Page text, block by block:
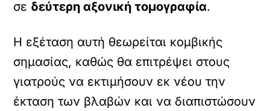
σε δεύτερη αξονική τομογραφία.
Η εξέταση αυτή θεωρείται κομβικής
σημασίας, καθώς θα επιτρέψει στους
γιατρούς να εκτιμήσουν εκ νέου την
έκταση των βλαβών και να διαπιστώσουν